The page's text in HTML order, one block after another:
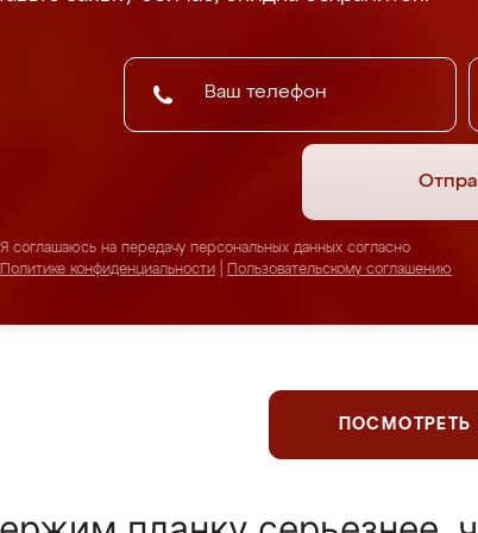
Я соглашаюсь на передачу персональных данных согласно
Политике конфиденциальности
Пользовательскому соглашению